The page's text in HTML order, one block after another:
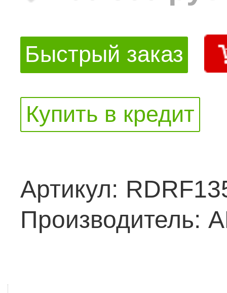
Быстрый заказ
Купить в кредит
Артикул:
Производитель: